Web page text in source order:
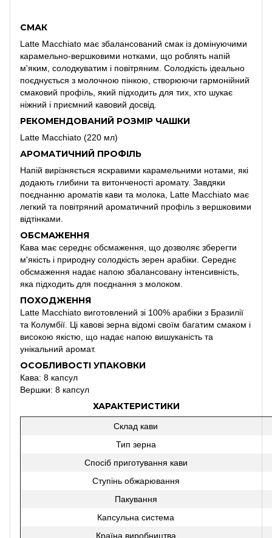
СМАК
Latte Macchiato має збалансований смак із домінуючими
карамельно-вершковими нотками, що роблять напій
м'яким, солодкуватим і повітряним. Солодкість ідеально
поєднується з молочною пінкою, створюючи гармонійний
смаковий профіль, який підходить для тих, хто шукає
ніжний і приємний кавовий досвід.
РЕКОМЕНДОВАНИЙ РОЗМІР ЧАШКИ
Latte Macchiato (220 мл)
АРОМАТИЧНИЙ ПРОФІЛЬ
Напій вирізняється яскравими карамельними нотами, які
додають глибини та витонченості аромату. Завдяки
поєднанню ароматів кави та молока, Latte Macchiato має
легкий та повітряний ароматичний профіль з вершковими
відтінками.
ОБСМАЖЕННЯ
Кава має середнє обсмаження, що дозволяє зберегти
м'якість і природну солодкість зерен арабіки. Середнє
обсмаження надає напою збалансовану інтенсивність,
яка підходить для поєднання з молоком.
ПОХОДЖЕННЯ
Latte Macchiato виготовлений зі 100% арабіки з Бразилії
та Колумбії. Ці кавові зерна відомі своїм багатим смаком і
високою якістю, що надає напою вишуканість та
унікальний аромат.
ОСОБЛИВОСТІ УПАКОВКИ
Кава: 8 капсул
Вершки: 8 капсул
ХАРАКТЕРИСТИКИ
Склад кави
Тип зерна
Спосіб приготування кави
Ступінь обжарювання
Пакування
Капсульна система
Країна виробництва